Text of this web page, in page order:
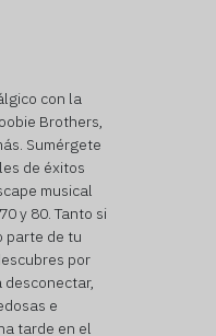
con la
Brothers,
Sumérgete
de éxitos
musical
y 80. Tanto si
parte de tu
por
desconectar,
e
tarde en el